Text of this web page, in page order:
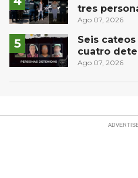
tres
narcóticos
Ago 07, 2026
Seis
cuatro
dosis
Ago 07, 2026